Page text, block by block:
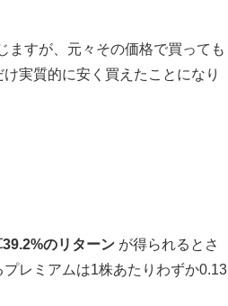
ますが、元々その価格で買っても
実質的に安く買えたことになり
のリターン が得られるとさ
レミアムは1株あたりわずか0.13